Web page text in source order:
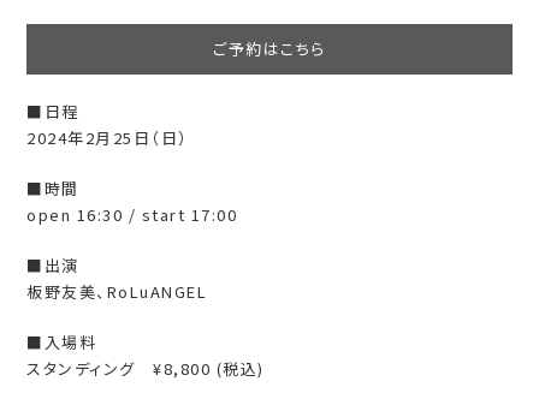
ご予約はこちら
■日程
2024年2月25日（日）
■時間
open 16:30 / start 17:00
■出演
板野友美、RoLuANGEL
■入場料
スタンディング ¥8,800 (税込)